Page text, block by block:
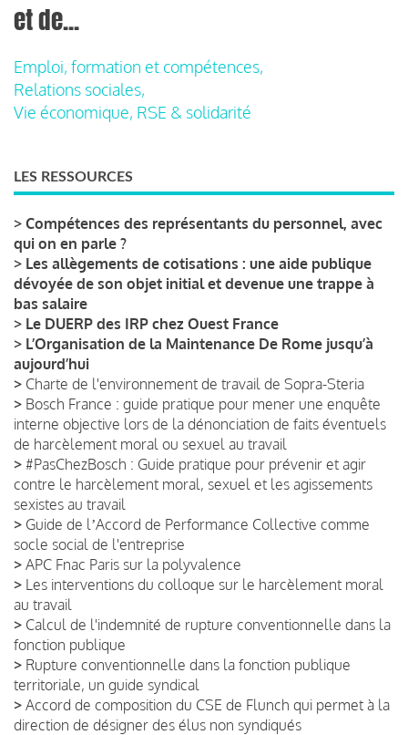
et de...
Emploi, formation et compétences,
Relations sociales,
Vie économique, RSE & solidarité
LES RESSOURCES
> Compétences des représentants du personnel, avec
qui on en parle ?
> Les allègements de cotisations : une aide publique
dévoyée de son objet initial et devenue une trappe à
bas salaire
> Le DUERP des IRP chez Ouest France
> L’Organisation de la Maintenance De Rome jusqu’à
aujourd’hui
> Charte de l'environnement de travail de Sopra-Steria
> Bosch France : guide pratique pour mener une enquête
interne objective lors de la dénonciation de faits éventuels
de harcèlement moral ou sexuel au travail
> #PasChezBosch : Guide pratique pour prévenir et agir
contre le harcèlement moral, sexuel et les agissements
sexistes au travail
> Guide de lʼAccord de Performance Collective comme
socle social de l'entreprise
> APC Fnac Paris sur la polyvalence
> Les interventions du colloque sur le harcèlement moral
au travail
> Calcul de l'indemnité de rupture conventionnelle dans la
fonction publique
> Rupture conventionnelle dans la fonction publique
territoriale, un guide syndical
> Accord de composition du CSE de Flunch qui permet à la
direction de désigner des élus non syndiqués